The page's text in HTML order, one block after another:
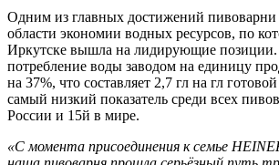
Одним из главных достижений пивоварни
области экономии водных ресурсов, по
Иркутске вышла на лидирующие позиции.
потребление воды заводом на единицу
на 37%, что составляет 2,7 гл на гл
самый низкий показатель среди всех
России и 15й в мире.
«С момента присоединения к семье